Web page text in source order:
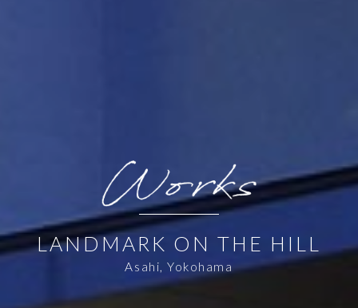
LANDMARK ON THE HILL
Asahi, Yokohama